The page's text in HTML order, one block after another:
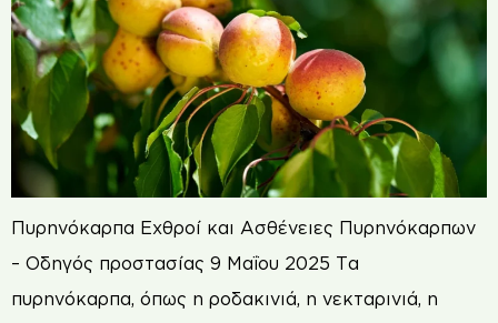
Πυρηνόκαρπα Εχθροί και Ασθένειες Πυρηνόκαρπων
– Οδηγός προστασίας 9 Μαΐου 2025 Τα
πυρηνόκαρπα, όπως η ροδακινιά, η νεκταρινιά, η